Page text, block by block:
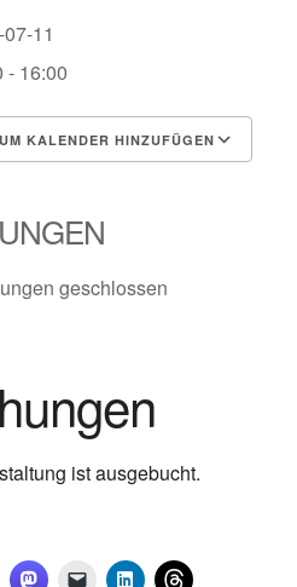
07-11
- 16:00
KALENDER HINZUFÜGEN
geschlossen
ist ausgebucht.